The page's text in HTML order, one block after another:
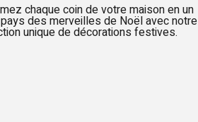
chaque coin de votre maison en un
des merveilles de Noël avec notre
unique de décorations festives.